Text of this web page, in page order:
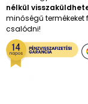
nélkül
minőségű termékeket
csalódni!